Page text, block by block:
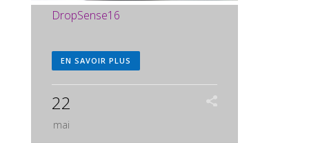
DropSense16
EN SAVOIR PLUS
22
mai